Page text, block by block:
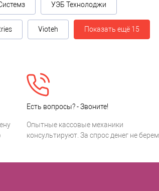
УЭБ Технолоджи
Vioteh Показать ещё 15
Есть вопросы? - Звоните!
Опытные кассовые механики
консультируют. За спрос денег не берем.